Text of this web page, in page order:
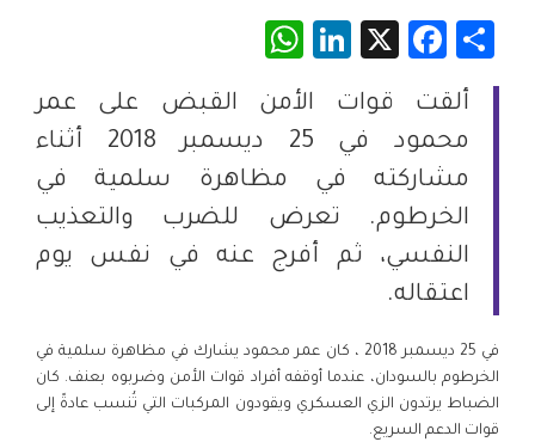
Share
Facebook
LinkedIn
ألقت قوات الأمن القبض على عمر
محمود في 25 ديسمبر 2018 أثناء
مشاركته في مظاهرة سلمية في
الخرطوم. تعرض للضرب والتعذيب
النفسي، ثم أفرج عنه في نفس يوم
اعتقاله.
في 25 ديسمبر 2018 ، كان عمر محمود يشارك في مظاهرة سلمية في
الخرطوم بالسودان، عندما أوقفه أفراد قوات الأمن وضربوه بعنف. كان
الضباط يرتدون الزي العسكري ويقودون المركبات التي تُنسب عادةً إلى
قوات الدعم السريع.